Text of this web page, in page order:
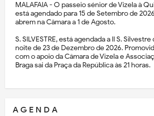
MALAFAIA - O passeio sénior de Vizela à
está agendado para 15 de Setembro de
abrem na Câmara a 1 de Agosto.
S. SILVESTRE, está agendada a II S.
noite de 23 de Dezembro de 2026.
com o apoio da Câmara de Vizela e
Braga sai da Praça da República às 21 horas.
A G E N D A